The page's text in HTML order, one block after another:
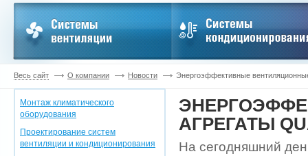
Весь сайт О компании Новости Энергоэффективные
Монтаж климатического
оборудования
Проектирование систем
вентиляции и кондиционирования
АГРЕГАТЫ
На сегодняшний